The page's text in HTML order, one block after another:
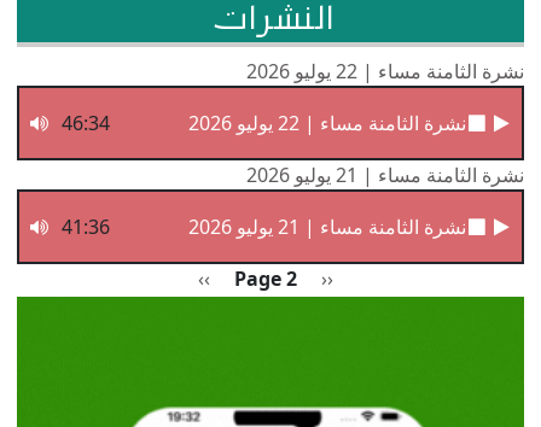
النشرات
نشرة الثامنة مساء | 22 يوليو 2026
نشرة الثامنة مساء | 22 يوليو 2026
46:34
نشرة الثامنة مساء | 21 يوليو 2026
نشرة الثامنة مساء | 21 يوليو 2026
41:36
Previous page
‹‹
Page 2 الصفحة التالية
››